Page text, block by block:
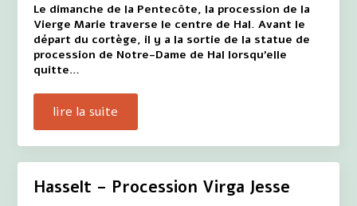
Le dimanche de la Pentecôte, la procession de la
Vierge Marie traverse le centre de Hal. Avant le
départ du cortège, il y a la sortie de la statue de
procession de Notre-Dame de Hal lorsqu'elle
quitte…
lire la suite
Hasselt – Procession Virga Jesse